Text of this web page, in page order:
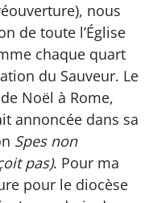
nous
de toute l’Église
chaque quart
du Sauveur. Le
Noël à Rome,
annoncée dans sa
Spes non
pas). Pour ma
pour le diocèse